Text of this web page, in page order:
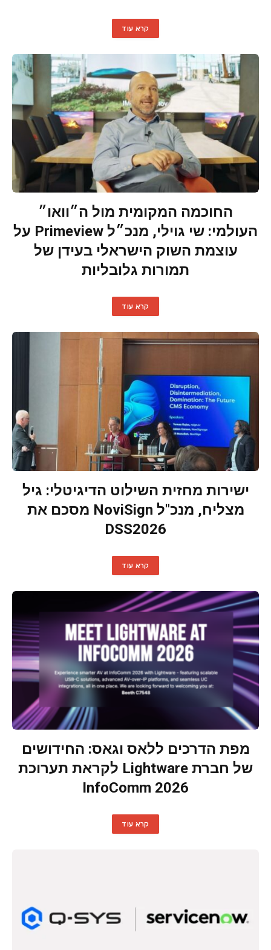
קרא עוד
החוכמה המקומית מול ה״וואו״
העולמי: שי גוילי, מנכ״ל Primeview על
עוצמת השוק הישראלי בעידן של
תמורות גלובליות
קרא עוד
ישירות מחזית השילוט הדיגיטלי: גיל
מצליח, מנכ"ל NoviSign מסכם את
DSS2026
קרא עוד
מפת הדרכים ללאס וגאס: החידושים
של חברת Lightware לקראת תערוכת
InfoComm 2026
קרא עוד